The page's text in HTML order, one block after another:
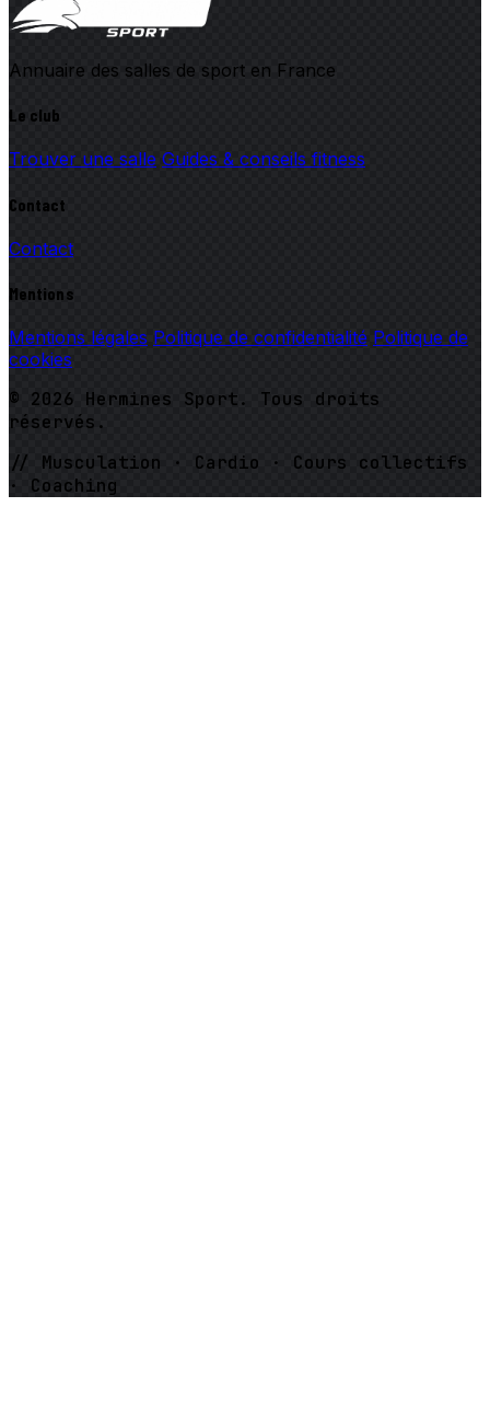
Annuaire des salles de sport en France
Le club
Trouver une salle Guides & conseils fitness
Contact
Contact
Mentions
Mentions légales Politique de confidentialité Politique de
cookies
© 2026 Hermines Sport. Tous droits
réservés.
// Musculation · Cardio · Cours collectifs
· Coaching